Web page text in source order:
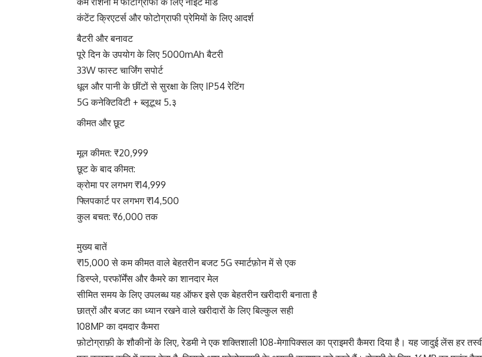
कंटेंट क्रिएटर्स और फोटोग्राफी प्रेमियों के लिए आदर्श
बैटरी और बनावट
पूरे दिन के उपयोग के लिए 5000mAh बैटरी
33W फास्ट चार्जिंग सपोर्ट
धूल और पानी के छींटों से सुरक्षा के लिए IP54 रेटिंग
5G कनेक्टिविटी + ब्लूटूथ 5.३
कीमत और छूट
मूल कीमत: ₹20,999
छूट के बाद कीमत:
क्रोमा पर लगभग ₹14,999
फ्लिपकार्ट पर लगभग ₹14,500
कुल बचत: ₹6,000 तक
मुख्य बातें
₹15,000 से कम कीमत वाले बेहतरीन बजट 5G स्मार्टफ़ोन में से एक
डिस्प्ले, परफॉर्मेंस और कैमरे का शानदार मेल
सीमित समय के लिए उपलब्ध यह ऑफर इसे एक बेहतरीन खरीदारी बनाता है
छात्रों और बजट का ध्यान रखने वाले खरीदारों के लिए बिल्कुल सही
108MP का दमदार कैमरा
फ़ोटोग्राफ़ी के शौकीनों के लिए, रेडमी ने एक शक्तिशाली 108-मेगापिक्सल का प्राइमरी कैमरा दिया है। यह जादुई लेंस हर